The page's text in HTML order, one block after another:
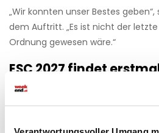
„Wir konnten unser Bestes
dem Auftritt. „Es ist nicht der
Ordnung gewesen wäre.“
ESC 2027 findet
statt
Der ESC 2026 in Wien erreichte